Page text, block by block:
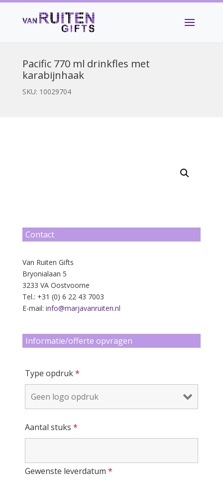
Pacific 770 ml drinkfles met
karabijnhaak
SKU: 10029704
Contact
Van Ruiten Gifts
Bryonialaan 5
3233 VA Oostvoorne
Tel.: +31 (0) 6 22 43 7003
E-mail: info@marjavanruiten.nl
Informatie/offerte opvragen
Type opdruk*
Aantal stuks *
Gewenste leverdatum *